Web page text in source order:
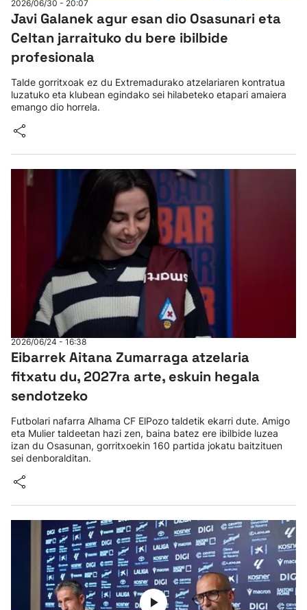
2026/06/30 - 20:07
Javi Galanek agur esan dio Osasunari eta
Celtan jarraituko du bere ibilbide
profesionala
Talde gorritxoak ez du Extremadurako atzelariaren kontratua
luzatuko eta klubean egindako sei hilabeteko etapari amaiera
emango dio horrela.
2026/06/24 - 16:38
Eibarrek Aitana Zumarraga atzelaria
fitxatu du, 2027ra arte, eskuin hegala
sendotzeko
Futbolari nafarra Alhama CF ElPozo taldetik ekarri dute. Amigo
eta Mulier taldeetan hazi zen, baina batez ere ibilbide luzea
izan du Osasunan, gorritxoekin 160 partida jokatu baitzituen
sei denboralditan.